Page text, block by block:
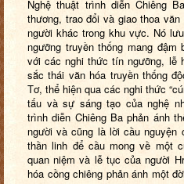
Nghệ thuật trình diễn Chiêng
thương, trao đổi và giao thoa
người khác trong khu vực. Nó
ngưỡng truyền thống mang
với các nghi thức tín ngưỡng, lễ
sắc thái văn hóa truyền thống
Tơ, thể hiện qua các nghi thức
tấu và sự sáng tạo của nghệ
trình diễn Chiêng Ba phản ánh
người và cũng là lời cầu nguyện
thần linh để cầu mong về một
quan niệm và lễ tục của người
hóa cồng chiêng phản ánh một